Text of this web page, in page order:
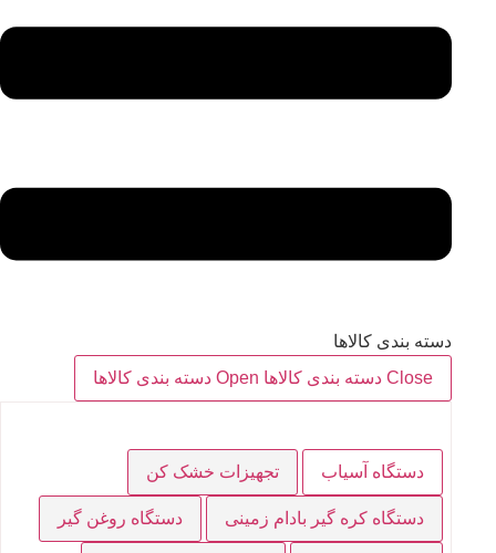
دسته بندی کالاها
Close دسته بندی کالاها
Open دسته بندی کالاها
دستگاه آسیاب تجهیزات خشک کن
دستگاه کره گیر بادام زمینی دستگاه روغن گیر